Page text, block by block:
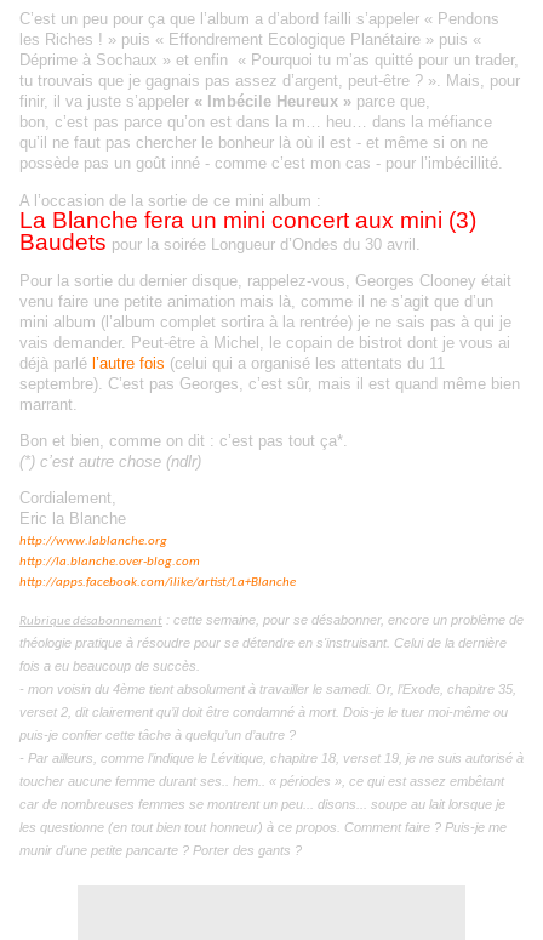
C’est un peu pour ça que l’album a d’abord failli s’appeler « Pendons
les Riches ! » puis « Effondrement Ecologique Planétaire » puis «
Déprime à Sochaux » et enfin « Pourquoi tu m’as quitté pour un trader,
tu trouvais que je gagnais pas assez d’argent, peut-être ? ». Mais, pour
finir, il va juste s’appeler « Imbécile Heureux » parce que,
bon, c’est pas parce qu’on est dans la m… heu… dans la méfiance
qu’il ne faut pas chercher le bonheur là où il est - et même si on ne
possède pas un goût inné - comme c’est mon cas - pour l’imbécillité.
A l’occasion de la sortie de ce mini album :
La Blanche fera un mini concert aux mini (3)
Baudets pour la soirée Longueur d’Ondes du 30 avril.
Pour la sortie du dernier disque, rappelez-vous, Georges Clooney était
venu faire une petite animation mais là, comme il ne s’agit que d’un
mini album (l’album complet sortira à la rentrée) je ne sais pas à qui je
vais demander. Peut-être à Michel, le copain de bistrot dont je vous ai
déjà parlé l’autre fois (celui qui a organisé les attentats du 11
septembre). C’est pas Georges, c’est sûr, mais il est quand même bien
marrant.
Bon et bien, comme on dit : c’est pas tout ça*.
(*) c’est autre chose (ndlr)
Cordialement,
Eric la Blanche
http://www.lablanche.org
http://la.blanche.over-blog.com
http://apps.facebook.com/ilike/artist/La+Blanche
Rubrique désabonnement : cette semaine, pour se désabonner, encore un problème de
théologie pratique à résoudre pour se détendre en s'instruisant. Celui de la dernière
fois a eu beaucoup de succès.
- mon voisin du 4ème tient absolument à travailler le samedi. Or, l’Exode, chapitre 35,
verset 2, dit clairement qu’il doit être condamné à mort. Dois-je le tuer moi-même ou
puis-je confier cette tâche à quelqu’un d’autre ?
- Par ailleurs, comme l’indique le Lévitique, chapitre 18, verset 19, je ne suis autorisé à
toucher aucune femme durant ses
hem « périodes », ce qui est assez embêtant
car de nombreuses femmes se montrent un peu... disons... soupe au lait lorsque je
les questionne (en tout bien tout honneur) à ce propos. Comment faire ? Puis-je me
munir d'une petite pancarte ? Porter des gants ?